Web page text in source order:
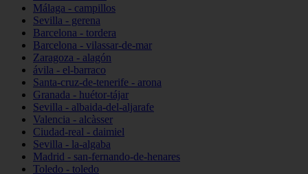
Málaga - campillos
Sevilla - gerena
Barcelona - tordera
Barcelona - vilassar-de-mar
Zaragoza - alagón
ávila - el-barraco
Santa-cruz-de-tenerife - arona
Granada - huétor-tájar
Sevilla - albaida-del-aljarafe
Valencia - alcàsser
Ciudad-real - daimiel
Sevilla - la-algaba
Madrid - san-fernando-de-henares
Toledo - toledo